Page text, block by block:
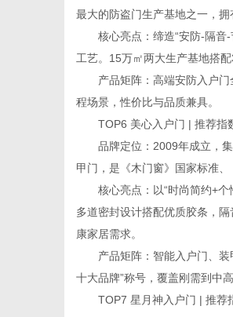
最大的防盗门生产基地之一，
核心亮点：缔造“安防-隔音-
工艺。15万㎡两大生产基地搭
产品矩阵：高端安防入户门全
程场景，性价比与品质兼具。
TOP6 美心入户门 | 推荐
品牌定位：2009年成立，集
甲门，是《木门窗》国家标准
核心亮点：以“时尚简约+个
多道密封设计搭配优质胶条，
康家居需求。
产品矩阵：智能入户门、装
十大品牌”称号，覆盖刚需到中
TOP7 星月神入户门 | 推